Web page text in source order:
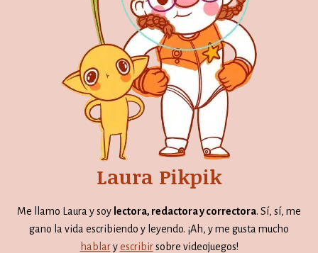
Laura Pikpik
Me llamo Laura y soy lectora, redactora y correctora. Sí, sí, me
gano la vida escribiendo y leyendo. ¡Ah, y me gusta mucho
hablary escribirsobre videojuegos!